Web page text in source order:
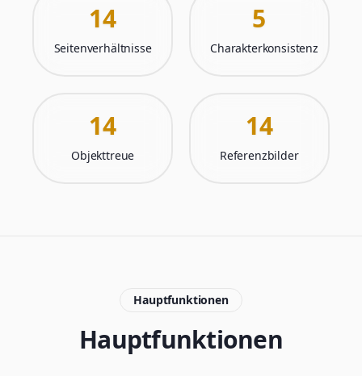
14
Seitenverhältnisse
5
Charakterkonsistenz
14
Objekttreue
14
Referenzbilder
Hauptfunktionen
Hauptfunktionen